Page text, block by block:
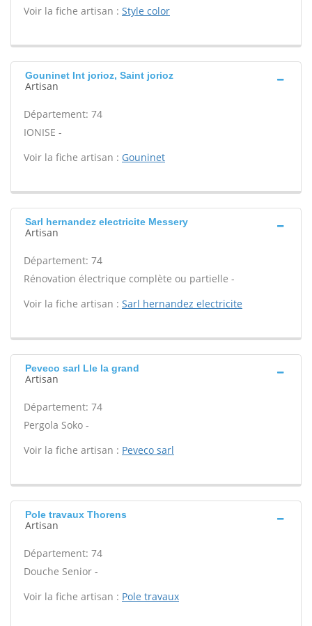
Voir la fiche artisan : Style color
Gouninet Int jorioz, Saint jorioz
Artisan
Département: 74
IONISE -
Voir la fiche artisan : Gouninet
Sarl hernandez electricite Messery
Artisan
Département: 74
Rénovation électrique complète ou partielle -
Voir la fiche artisan : Sarl hernandez electricite
Peveco sarl Lle la grand
Artisan
Département: 74
Pergola Soko -
Voir la fiche artisan : Peveco sarl
Pole travaux Thorens
Artisan
Département: 74
Douche Senior -
Voir la fiche artisan : Pole travaux